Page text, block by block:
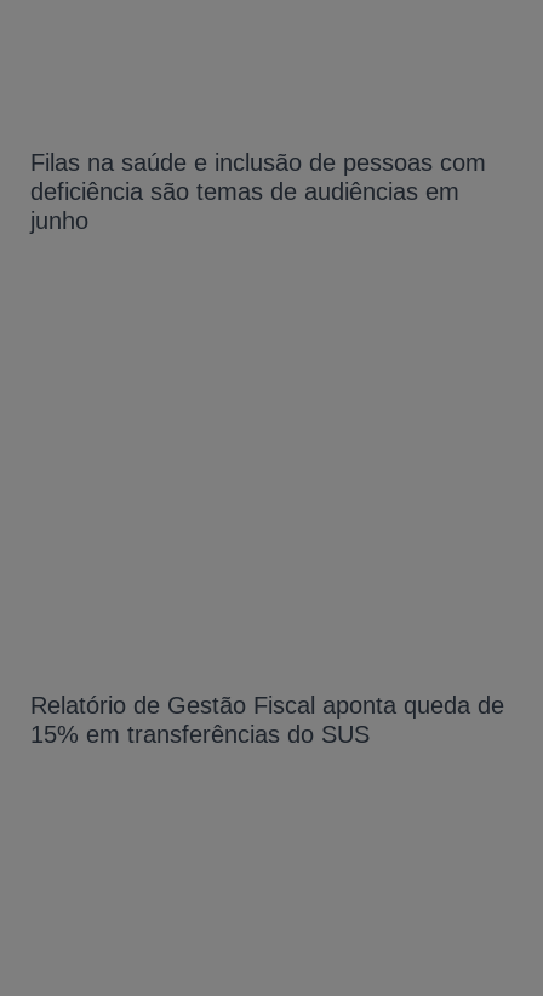
Filas na saúde e inclusão de pessoas com
deficiência são temas de audiências em
junho
Relatório de Gestão Fiscal aponta queda de
15% em transferências do SUS